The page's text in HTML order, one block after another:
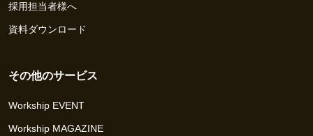
採用担当者様へ
資料ダウンロード
その他のサービス
Workship EVENT
Workship MAGAZINE